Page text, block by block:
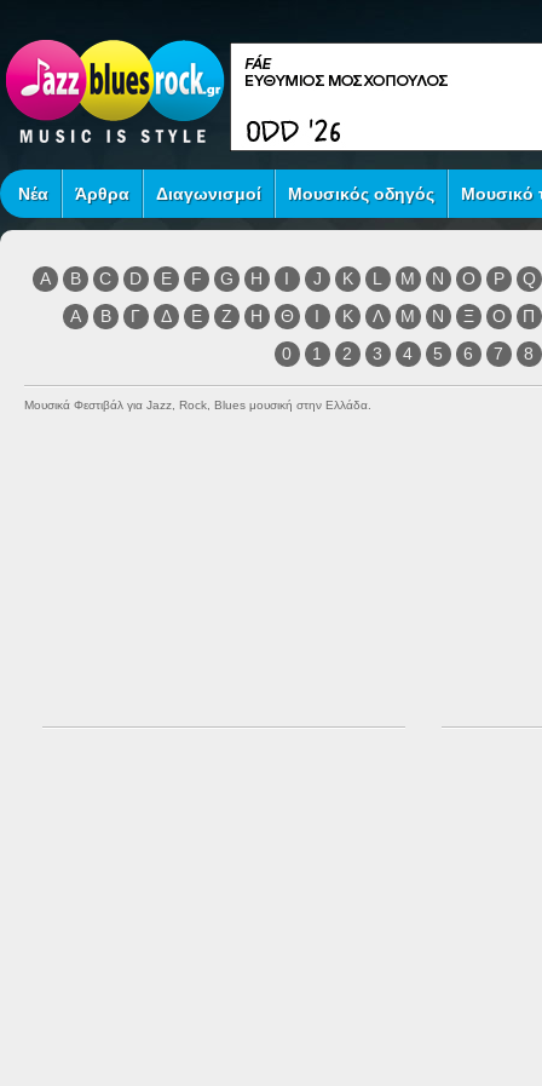
Νέα Άρθρα Διαγωνισμοί Μουσικός οδηγός Μουσικό
A B C D E F G H I J K L M N O P
Q
Α
Β Γ Δ Ε Ζ Η Θ Ι Κ Λ Μ Ν Ξ Ο
Π
0
1 2 3 4 5 6 7 8
Μουσικά Φεστιβάλ για Jazz, Rock, Blues μουσική στην Ελλάδα.